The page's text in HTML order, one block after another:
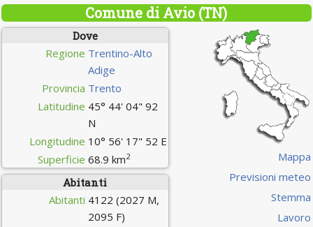
Comune di Avio (TN)
Dove
Regione Trentino-Alto
Adige
Provincia Trento
Latitudine 45° 44' 04" 92
N
Longitudine 10° 56' 17" 52 E
Superficie 68.9 km2
Abitanti
Abitanti 4122 (2027 M,
2095 F)
Mappa
Previsioni meteo
Stemma
Lavoro